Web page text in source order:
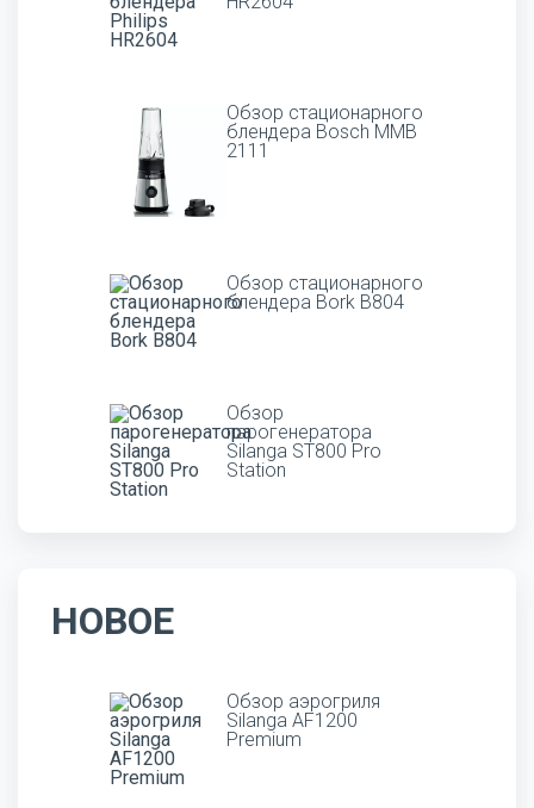
Обзор стационарного
блендера Bosch MMB
2111
Обзор стационарного
блендера Bork B804
Обзор
парогенератора
Silanga ST800 Pro
Station
НОВОЕ
Обзор аэрогриля
Silanga AF1200
Premium